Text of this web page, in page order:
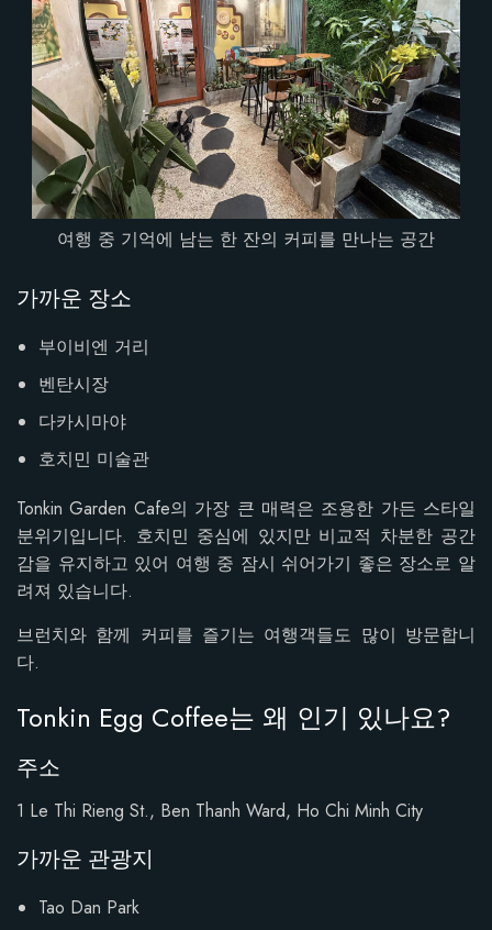
여행 중 기억에 남는 한 잔의 커피를 만나는 공간
가까운 장소
부이비엔 거리
벤탄시장
다카시마야
호치민 미술관
Tonkin Garden Cafe의 가장 큰 매력은 조용한 가든 스타일
분위기입니다. 호치민 중심에 있지만 비교적 차분한 공간
감을 유지하고 있어 여행 중 잠시 쉬어가기 좋은 장소로 알
려져 있습니다.
브런치와 함께 커피를 즐기는 여행객들도 많이 방문합니
다.
Tonkin Egg Coffee는 왜 인기 있나요?
주소
1 Le Thi Rieng St., Ben Thanh Ward, Ho Chi Minh City
가까운 관광지
Tao Dan Park